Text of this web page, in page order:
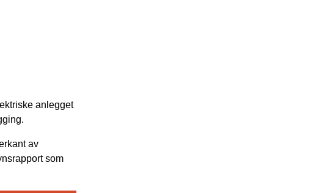
anlegget
av
som